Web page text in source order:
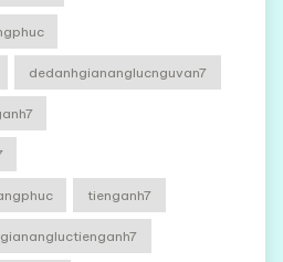
dedanhgiananglucnguvan7
tienganh7